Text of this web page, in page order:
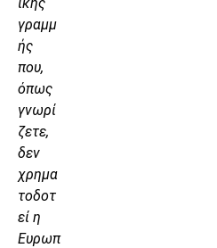
γραμμ
ής
που,
όπως
γνωρί
ζετε,
δεν
χρημα
τοδοτ
εί η
Ευρωπ